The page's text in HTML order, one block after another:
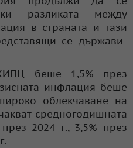
разликата между
в страната и тази
се държави-
беше 1,5% през
инфлация беше
облекчаване на
средногодишната
2024 г., 3,5% през